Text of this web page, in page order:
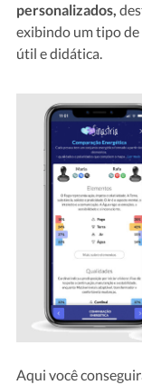
personalizados,
exibindo um tipo
útil e didática.
Aqui você